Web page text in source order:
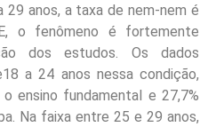
anos, a taxa de nem-nem é
o fenômeno é fortemente
dos estudos. Os dados
a 24 anos nessa condição,
ensino fundamental e 27,7%
Na faixa entre 25 e 29 anos,